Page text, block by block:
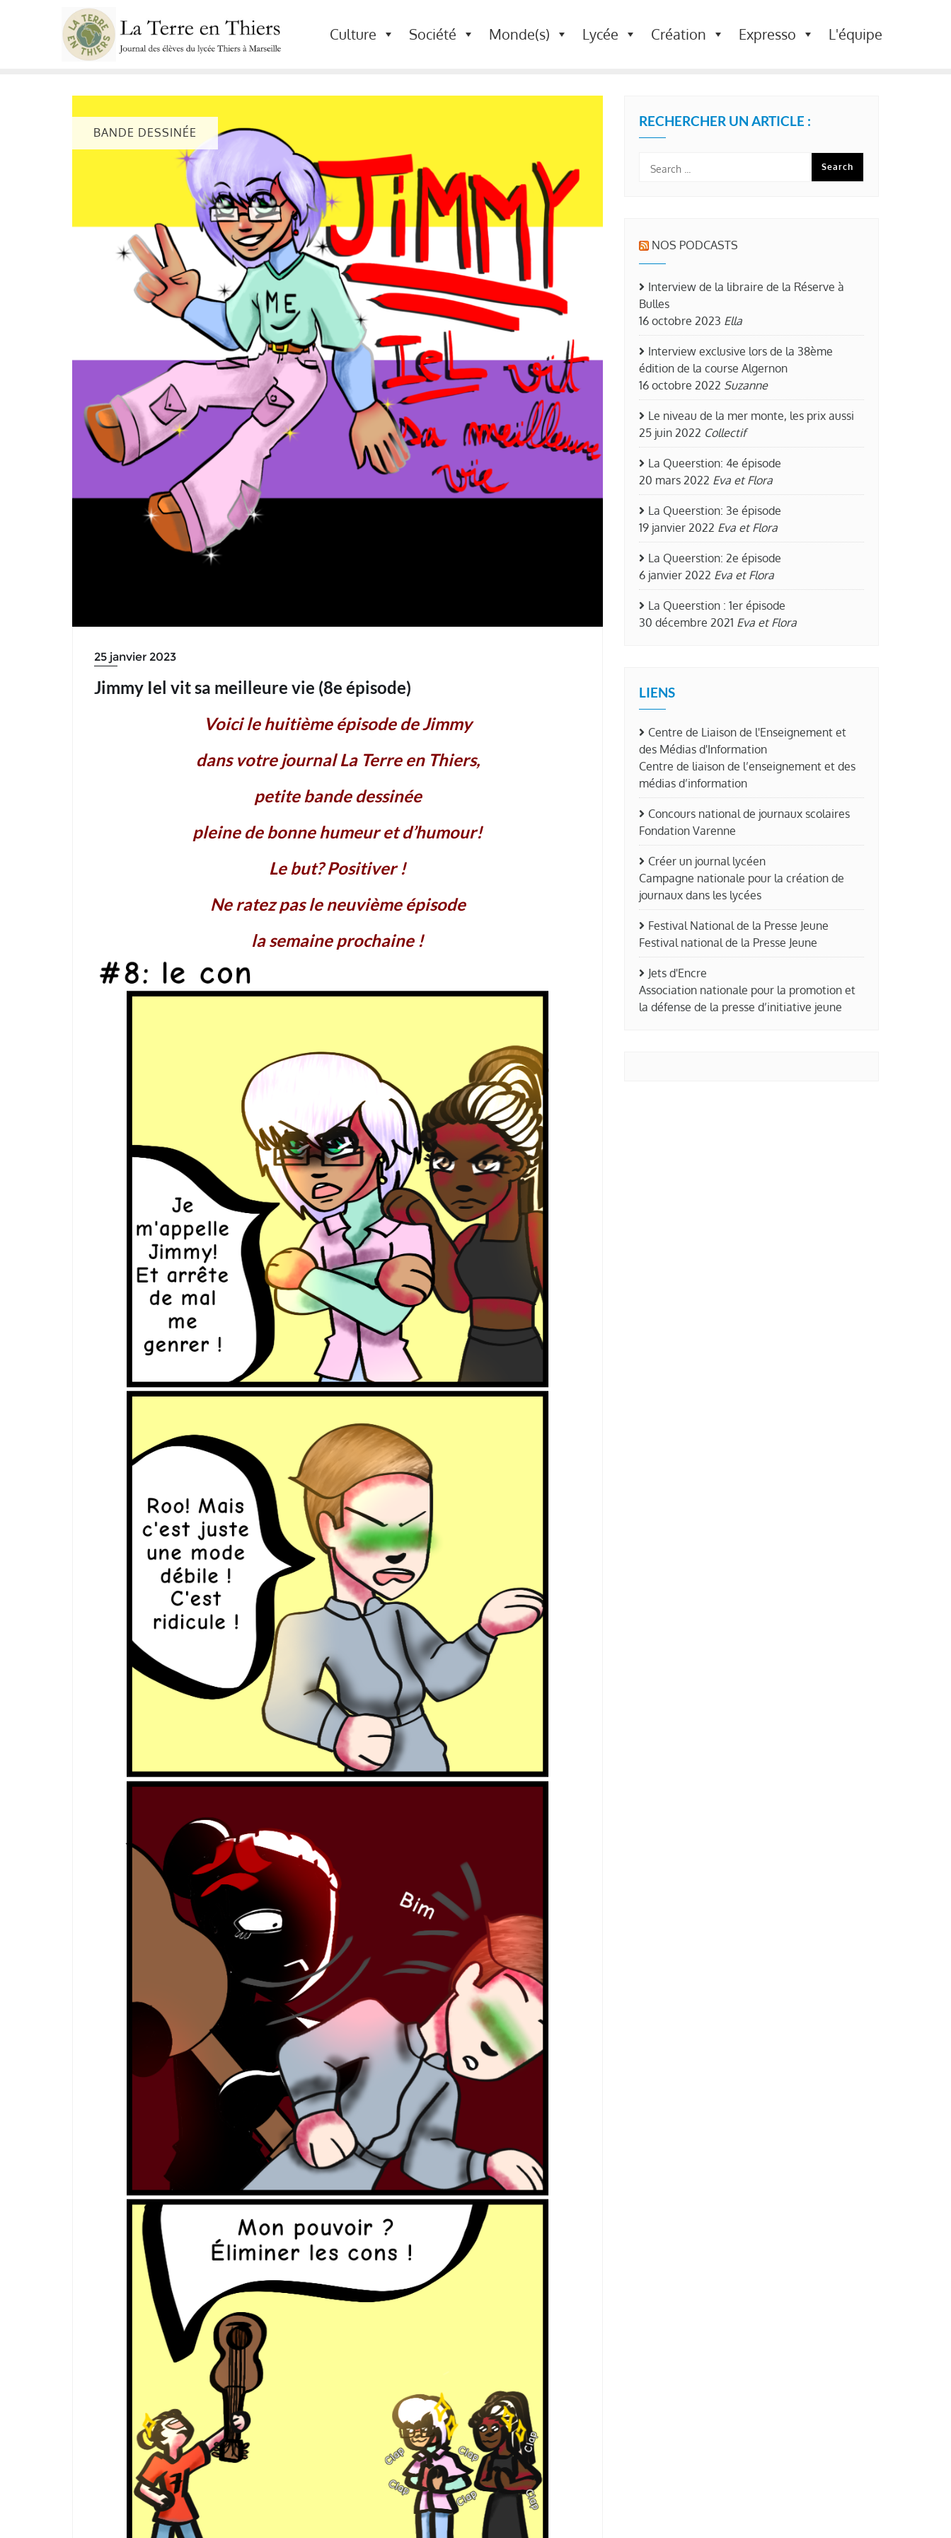
Culture Société Monde(s) Lycée Création Expresso L'équipe
BANDE DESSINÉE
25 janvier 2023
Jimmy Iel vit sa meilleure vie (8e épisode)
Voici le huitième épisode de Jimmy
dans votre journal La Terre en Thiers,
petite bande dessinée
pleine de bonne humeur et d’humour!
Le but? Positiver !
Ne ratez pas le neuvième épisode
la semaine prochaine !
RECHERCHER UN ARTICLE :
NOS PODCASTS
Interview de la libraire de la Réserve à
Bulles
16 octobre 2023 Ella
Interview exclusive lors de la 38ème
édition de la course Algernon
16 octobre 2022 Suzanne
Le niveau de la mer monte, les prix aussi
25 juin 2022 Collectif
La Queerstion: 4e épisode
20 mars 2022 Eva et Flora
La Queerstion: 3e épisode
19 janvier 2022 Eva et Flora
La Queerstion: 2e épisode
6 janvier 2022 Eva et Flora
La Queerstion : 1er épisode
30 décembre 2021 Eva et Flora
LIENS
Centre de Liaison de l'Enseignement et
des Médias d'Information
Centre de liaison de l’enseignement et des
médias d’information
Concours national de journaux scolaires
Fondation Varenne
Créer un journal lycéen
Campagne nationale pour la création de
journaux dans les lycées
Festival National de la Presse Jeune
Festival national de la Presse Jeune
Jets d'Encre
Association nationale pour la promotion et
la défense de la presse d’initiative jeune